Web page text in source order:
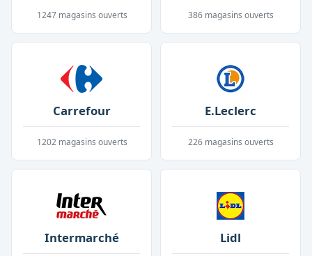
1247 magasins ouverts 386 magasins ouverts
Carrefour
1202 magasins ouverts
E.Leclerc
226 magasins ouverts
Intermarché Lidl